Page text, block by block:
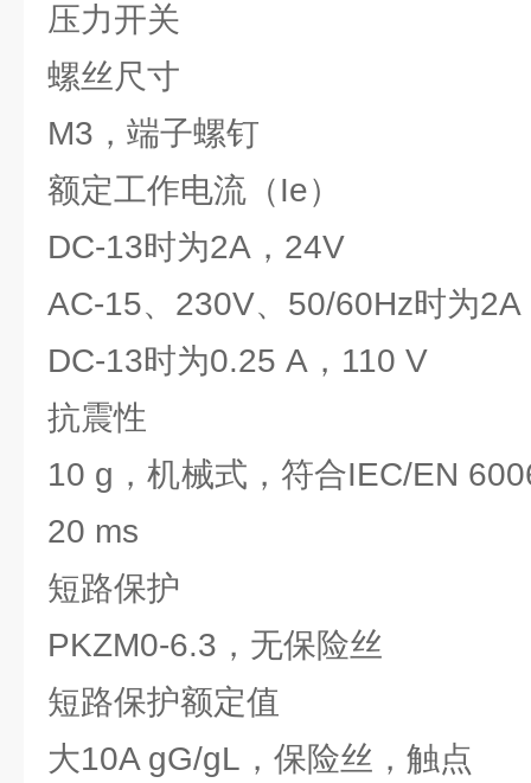
压力开关
螺丝尺寸
M3，端子螺钉
额定工作电流（Ie）
DC-13时为2A，24V
AC-15、230V、50/60Hz时为2A
DC-13时为0.25 A，110 V
抗震性
10 g，机械式，符合IEC/EN
20 ms
短路保护
PKZM0-6.3，无保险丝
短路保护额定值
大10A gG/gL，保险丝，触点